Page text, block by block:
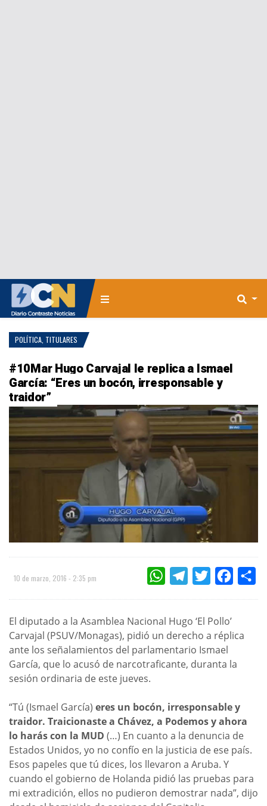
POLÍTICA TITULARES
#10Mar Hugo Carvajal le replica a Ismael
García: “Eres un bocón, irresponsable y
traidor”
10 de marzo, 2016 - 2:35 pm WHATSAPPTELEGRAMTWITTER
El diputado a la Asamblea Nacional Hugo ‘El Pollo’
Carvajal (PSUV/Monagas), pidió un derecho a réplica
ante los señalamientos del parlamentario Ismael
García, que lo acusó de narcotraficante, duranta la
sesión ordinaria de este jueves.
“Tú (Ismael García) eres un bocón, irresponsable y
traidor. Traicionaste a Chávez, a Podemos y ahora
lo harás con la MUD (…) En cuanto a la denuncia de
Estados Unidos, yo no confío en la justicia de ese país.
Esos papeles que tú dices, los llevaron a Aruba. Y
cuando el gobierno de Holanda pidió las pruebas para
mi extradición, ellos no pudieron demostrar nada”, dijo